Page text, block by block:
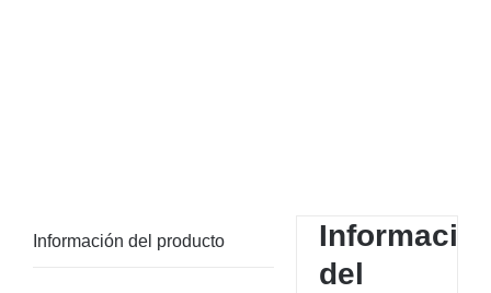
Información del producto
del